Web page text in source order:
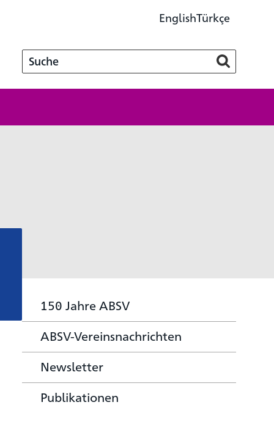
EnglishTürkçe
150 Jahre ABSV
ABSV-Vereinsnachrichten
Newsletter
Publikationen